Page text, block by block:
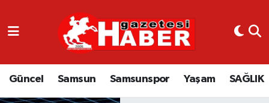
Güncel Samsun Samsunspor Yaşam SAĞLIK
GÜNCEL
SAMSUN